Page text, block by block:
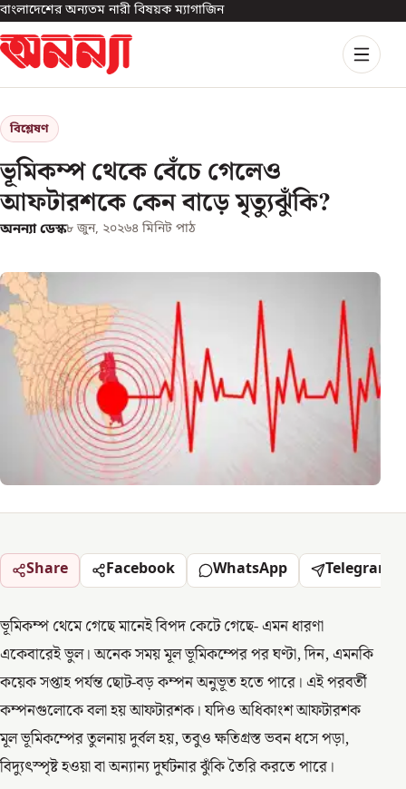
বাংলাদেশের অন্যতম নারী বিষয়ক ম্যাগাজিন
বিশ্লেষণ
ভূমিকম্প থেকে বেঁচে গেলেও
আফটারশকে কেন বাড়ে মৃত্যুঝুঁকি?
অনন্যা ডেস্ক৮ জুন, ২০২৬৪ মিনিট পাঠ
Share Facebook WhatsApp Telegram
ভূমিকম্প থেমে গেছে মানেই বিপদ কেটে গেছে- এমন ধারণা
একেবারেই ভুল। অনেক সময় মূল ভূমিকম্পের পর ঘণ্টা, দিন, এমনকি
কয়েক সপ্তাহ পর্যন্ত ছোট-বড় কম্পন অনুভূত হতে পারে। এই পরবর্তী
কম্পনগুলোকে বলা হয় আফটারশক। যদিও অধিকাংশ আফটারশক
মূল ভূমিকম্পের তুলনায় দুর্বল হয়, তবুও ক্ষতিগ্রস্ত ভবন ধসে পড়া,
বিদ্যুৎস্পৃষ্ট হওয়া বা অন্যান্য দুর্ঘটনার ঝুঁকি তৈরি করতে পারে।